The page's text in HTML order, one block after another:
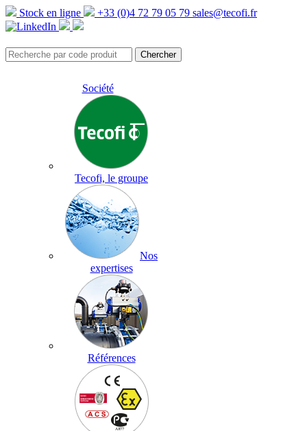
Stock en ligne +33 (0)4 72 79 05 79 sales@tecofi.fr
Société
Tecofi, le groupe
Nos
expertises
Références